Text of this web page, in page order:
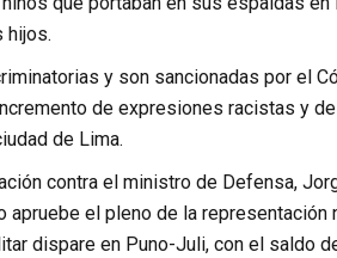
hijos.
y son sancionadas por el
de expresiones racistas y
de Lima.
contra el ministro de Defensa,
el pleno de la representación
dispare en Puno-Juli, con el saldo